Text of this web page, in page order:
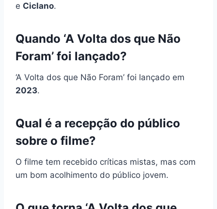
e Ciclano.
Quando ‘A Volta dos que Não
Foram’ foi lançado?
‘A Volta dos que Não Foram’ foi lançado em
2023.
Qual é a recepção do público
sobre o filme?
O filme tem recebido críticas mistas, mas com
um bom acolhimento do público jovem.